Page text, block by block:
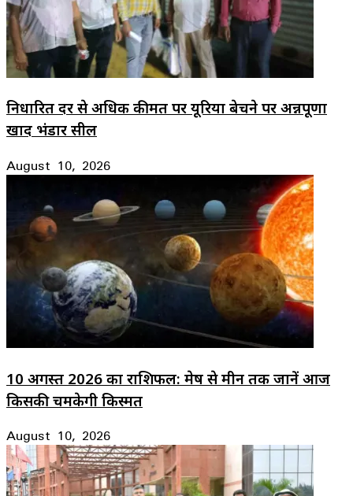
निर्धारित दर से अधिक कीमत पर यूरिया बेचने पर अन्नपूर्णा
खाद भंडार सील
August 10, 2026
10 अगस्त 2026 का राशिफल: मेष से मीन तक जानें आज
किसकी चमकेगी किस्मत
August 10, 2026